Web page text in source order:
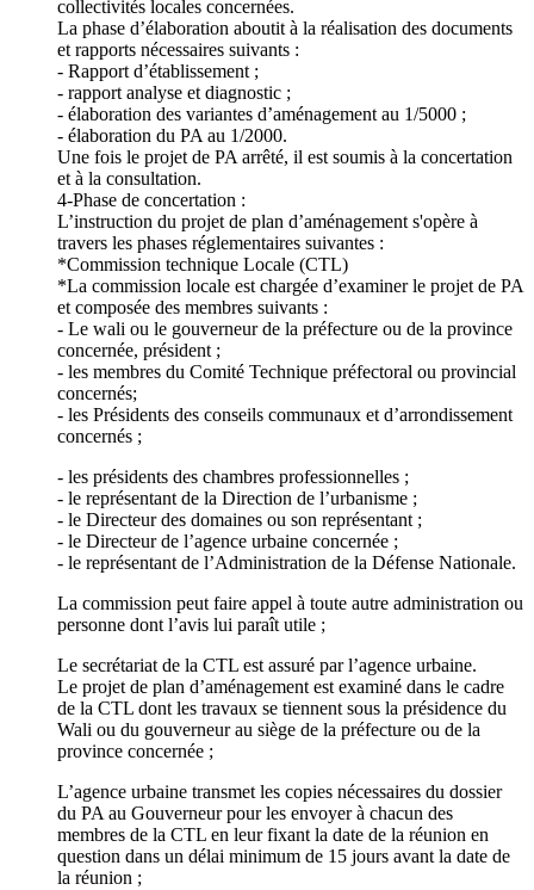
collectivités locales concernées.
La phase d’élaboration aboutit à la réalisation des documents
et rapports nécessaires suivants :
- Rapport d’établissement ;
- rapport analyse et diagnostic ;
- élaboration des variantes d’aménagement au 1/5000 ;
- élaboration du PA au 1/2000.
Une fois le projet de PA arrêté, il est soumis à la concertation
et à la consultation.
4-Phase de concertation :
L’instruction du projet de plan d’aménagement s'opère à
travers les phases réglementaires suivantes :
*Commission technique Locale (CTL)
*La commission locale est chargée d’examiner le projet de PA
et composée des membres suivants :
- Le wali ou le gouverneur de la préfecture ou de la province
concernée, président ;
- les membres du Comité Technique préfectoral ou provincial
concernés;
- les Présidents des conseils communaux et d’arrondissement
concernés ;
- les présidents des chambres professionnelles ;
- le représentant de la Direction de l’urbanisme ;
- le Directeur des domaines ou son représentant ;
- le Directeur de l’agence urbaine concernée ;
- le représentant de l’Administration de la Défense Nationale.
La commission peut faire appel à toute autre administration ou
personne dont l’avis lui paraît utile ;
Le secrétariat de la CTL est assuré par l’agence urbaine.
Le projet de plan d’aménagement est examiné dans le cadre
de la CTL dont les travaux se tiennent sous la présidence du
Wali ou du gouverneur au siège de la préfecture ou de la
province concernée ;
L’agence urbaine transmet les copies nécessaires du dossier
du PA au Gouverneur pour les envoyer à chacun des
membres de la CTL en leur fixant la date de la réunion en
question dans un délai minimum de 15 jours avant la date de
la réunion ;